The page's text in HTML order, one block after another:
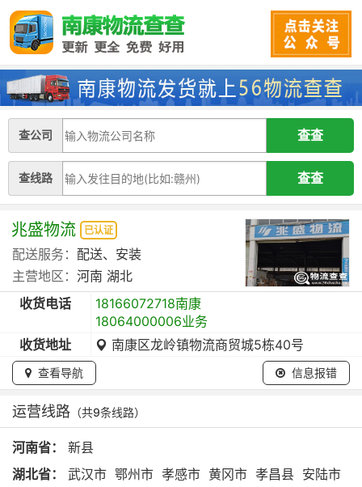
查公司
查线路
兆盛物流 已认证
配送服务： 配送、安装
主营地区： 河南 湖北
收货电话
18166072718南康
18064000006业务
收货地址
南康区龙岭镇物流商贸城5栋40号
查看导航 信息报错
运营线路 （共9条线路）
河南省：
新县
湖北省：
武汉市 鄂州市 孝感市 黄冈市 孝昌县 安陆市